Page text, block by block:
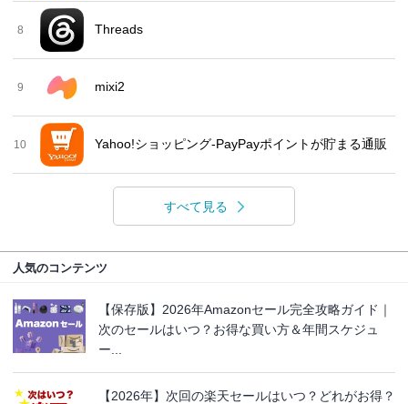
8 Threads
9 mixi2
10 Yahoo!ショッピング-PayPayポイントが貯まる通販
すべて見る
人気のコンテンツ
【保存版】2026年Amazonセール完全攻略ガイド｜
次のセールはいつ？お得な買い方＆年間スケジュ
ー...
【2026年】次回の楽天セールはいつ？どれがお得？